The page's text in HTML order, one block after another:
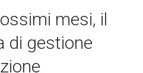
mesi, il
di gestione